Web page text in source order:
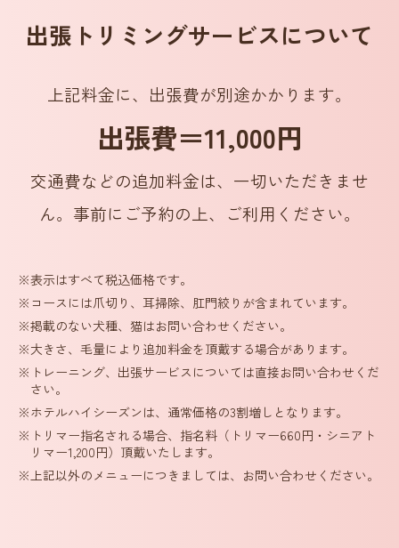
出張トリミングサービスについて
上記料金に、出張費が別途かかります。
出張費＝11,000円
交通費などの追加料金は、一切いただきませ
ん。事前にご予約の上、ご利用ください。
※表示はすべて税込価格です。
※コースには爪切り、耳掃除、肛門絞りが含まれています。
※掲載のない犬種、猫はお問い合わせください。
※大きさ、毛量により追加料金を頂戴する場合があります。
※トレーニング、出張サービスについては直接お問い合わせくだ
さい。
※ホテルハイシーズンは、通常価格の3割増しとなります。
※トリマー指名される場合、指名料（トリマー660円・シニアト
リマー1,200円）頂戴いたします。
※上記以外のメニューにつきましては、お問い合わせください。